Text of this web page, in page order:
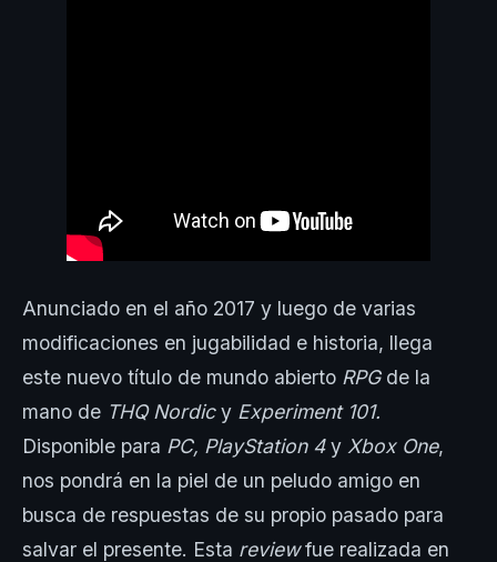
Anunciado en el año 2017 y luego de varias
modificaciones en jugabilidad e historia, llega
este nuevo título de mundo abierto RPGde la
mano de THQ Nordicy Experiment 101.
Disponible para PC, PlayStation 4y Xbox One,
nos pondrá en la piel de un peludo amigo en
busca de respuestas de su propio pasado para
salvar el presente. Esta reviewfue realizada en